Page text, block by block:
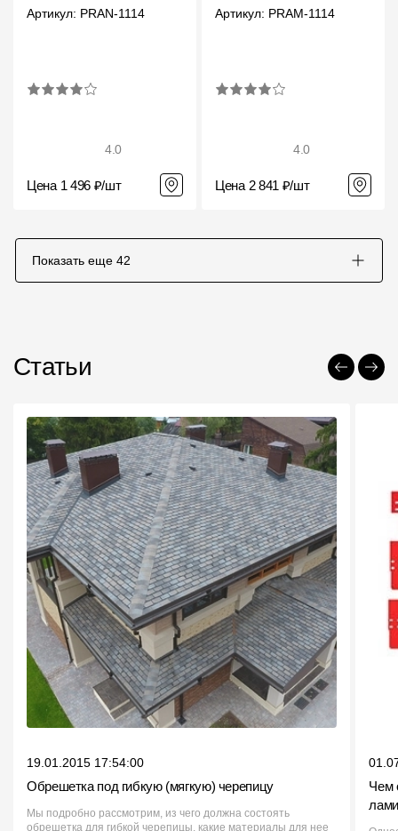
Артикул: PRAN-1114
4.0
Цена 1 496 ₽/шт
Артикул: PRAM-1114
4.0
Цена 2 841 ₽/шт
Показать еще 42
Статьи
19.01.2015 17:54:00
Обрешетка под гибкую (мягкую) черепицу
Мы подробно рассмотрим, из чего должна состоять
обрешетка для гибкой черепицы, какие материалы для нее
Чем